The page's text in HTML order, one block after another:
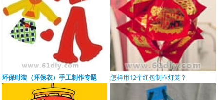
环保时装（环保衣）手工制作专题 怎样用12个红包制作灯笼？